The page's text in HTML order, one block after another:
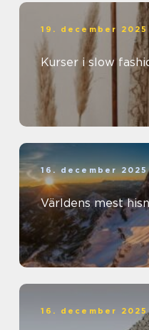
19. december 2025
Kurser i slow
16. december 2025
Världens mest
16. december 2025